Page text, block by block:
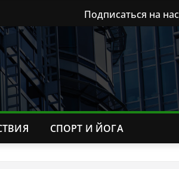
Подписаться на нас
СПОРТ И ЙОГА